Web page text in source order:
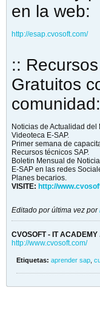
en la web:
http://esap.cvosoft.com/
::
Gratuitos
comunidad:
Noticias de Actualidad del
Videoteca E-SAP.
Primer semana de
Recursos técnicos SAP.
Boletin Mensual de
E-SAP en las redes
Planes becarios.
VISITE: http://
Editado por última vez por
CVOSOFT - IT ACADEMY
http://www.cvosoft.com/
Etiquetas: aprender sap